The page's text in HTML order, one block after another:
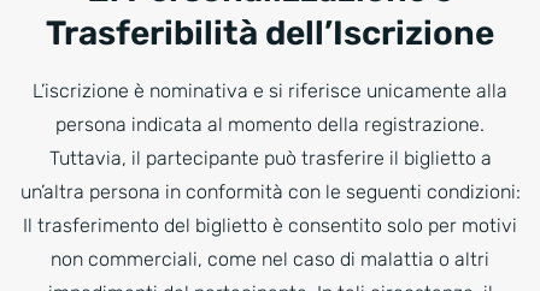
Trasferibilità dell’Iscrizione
L’iscrizione è nominativa e si riferisce unicamente alla
persona indicata al momento della registrazione.
Tuttavia, il partecipante può trasferire il biglietto a
un’altra persona in conformità con le seguenti condizioni:
Il trasferimento del biglietto è consentito solo per motivi
non commerciali, come nel caso di malattia o altri